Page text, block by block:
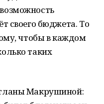
своего бюджета. То
чтобы в каждом
таких
Макрушиной: